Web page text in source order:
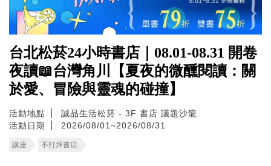
台北松菸24小時書店｜08.01-08.31 開卷
夜讀📖台灣角川【夏夜的微醺閱讀：關
於愛、冒險與靈魂的碰撞】
活動地點
誠品生活松菸 - 3F 書店 議題沙龍
活動日期
2026/08/01~2026/08/31
講座 不打烊書店